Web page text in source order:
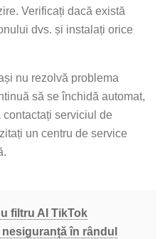
Verificați dacă există
dvs. și instalați orice
nu rezolvă problema
să se închidă automat,
serviciul de
un centru de service
filtru AI TikTok
în rândul